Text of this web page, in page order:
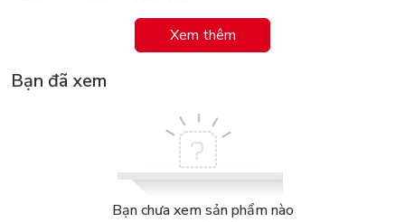
Xem thêm
Bạn đã xem
Bạn chưa xem sản phẩm nào